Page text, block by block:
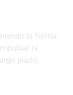
la forma
la
plazo.